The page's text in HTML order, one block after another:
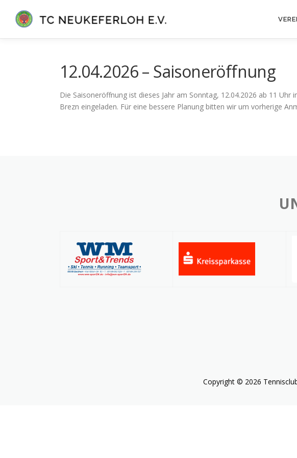
Inhalt
springen
12.04.2026 – Saisoneröffnung
Die Saisoneröffnung ist dieses Jahr am Sonntag, 12.04.2026 ab 11
Brezn eingeladen. Für eine bessere Planung bitten wir um vorherige
Copyright © 2026